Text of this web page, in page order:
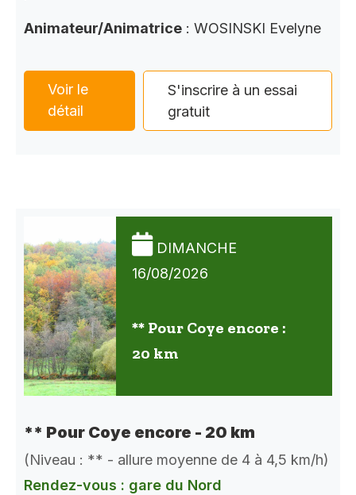
Animateur/Animatrice : WOSINSKI Evelyne
Voir le
détail
S'inscrire à un essai
gratuit
DIMANCHE
16/08/2026
** Pour Coye encore :
20 km
** Pour Coye encore - 20 km
(Niveau : ** - allure moyenne de 4 à 4,5 km/h)
Rendez-vous : gare du Nord